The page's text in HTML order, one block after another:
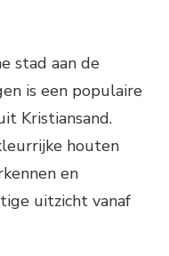
stad aan de
is een populaire
Kristiansand.
houten
en
uitzicht vanaf